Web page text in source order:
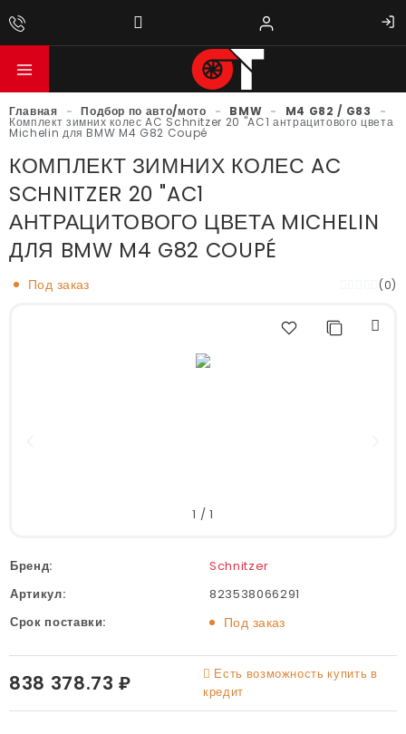
Главная - Подбор по авто/мото - BMW - M4 G82 / G83 -
Комплект зимних колес AC Schnitzer 20 "AC1 антрацитового цвета
Michelin для BMW M4 G82 Coupé
КОМПЛЕКТ ЗИМНИХ КОЛЕС AC
SCHNITZER 20 "AC1
АНТРАЦИТОВОГО ЦВЕТА MICHELIN
ДЛЯ BMW M4 G82 COUPÉ
Под заказ (0)
1 / 1
Бренд:
Schnitzer
Артикул:
823538066291
Срок поставки:
Под заказ
838 378.73 ₽
Есть возможность купить в
кредит